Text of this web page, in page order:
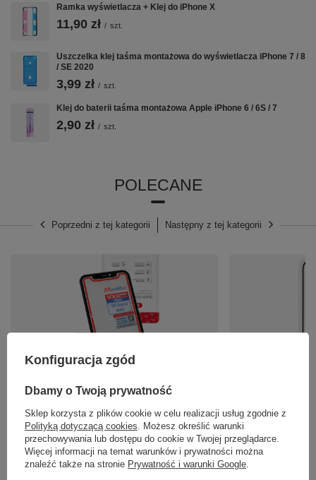
Ramka wyświetlacza + Klej do iPhone X
11,90 zł / szt.
Uszczelka klej taśma montażowa do wyświetlacza iPhone 7 / 8
/ SE 2020
3,99 zł / szt.
Klej do baterii taśma montażowa Apple iPhone 6 / 6S / 7
2,90 zł / szt.
POLECANE
Poprzedni z tej kategorii Następny z tej kategorii
Szybka Szkło do Wyświetlacza MUSTTBY z OCA do
Apple iPhone 12 Pro Max
19,99 zł / szt.
Szkło hartowane 9H
IPhone 12 PRO MAX
12,90 zł /
Konfiguracja zgód
Dbamy o Twoją prywatność
Sklep korzysta z plików cookie w celu realizacji usług zgodnie z
Polityką dotyczącą cookies . Możesz określić warunki
przechowywania lub dostępu do cookie w Twojej przeglądarce.
Więcej informacji na temat warunków i prywatności można
znaleźć także na stronie Prywatność i warunki Google